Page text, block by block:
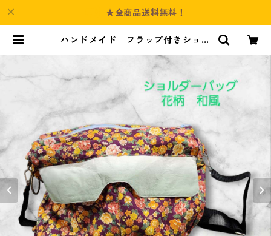
★全商品送料無料！
ハンドメイド フラップ付きショル
和風 | Culture-Booth